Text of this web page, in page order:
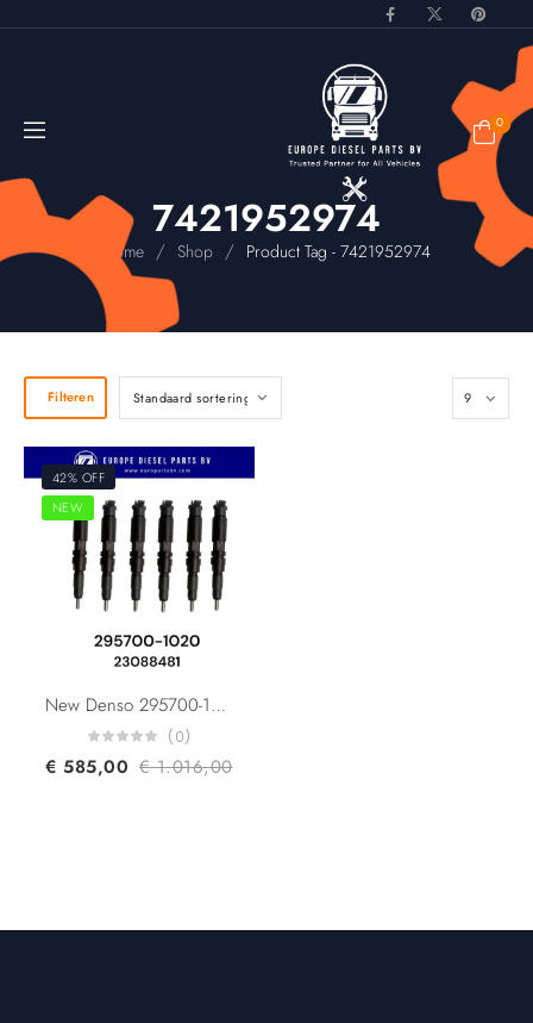
0
7421952974
Home / Shop / Product Tag - 7421952974
Filteren
42% OFF
NEW
New Denso 295700-1020 295700-0040 Volvo & Renault Trucks 22490430 7422490430 Volvo Penta 23088481 Common Rail Diesel Injector
(0)
€ 585,00 €1.016,00